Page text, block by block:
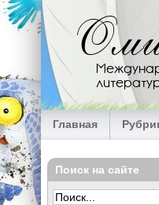
Перейти к основному
Главная
Поиск на сайте